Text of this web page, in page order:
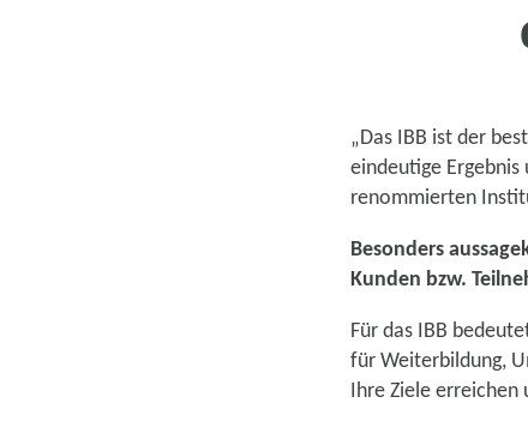
„Das IBB ist der
eindeutige
renommierten
Besonders
Kunden bzw.
Für das IBB
für Weiterbildung,
Ihre Ziele